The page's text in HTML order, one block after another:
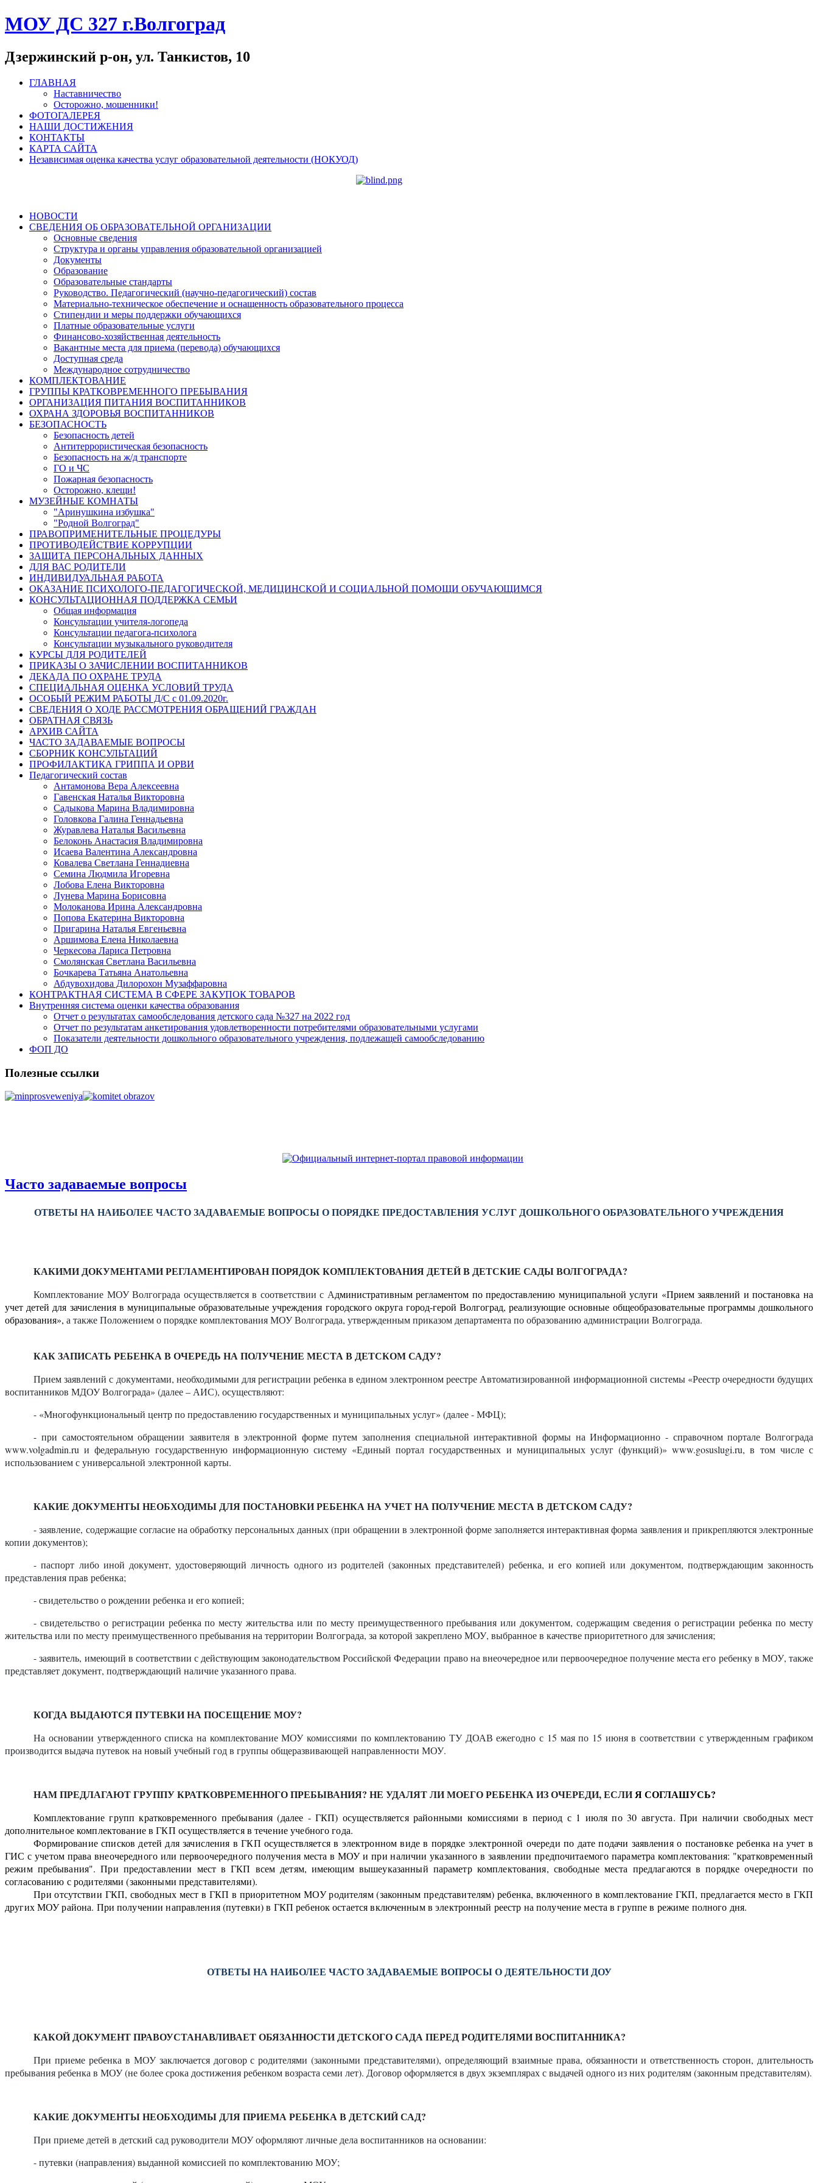
МОУ ДС 327 г.Волгоград
Дзержинский р-он, ул. Танкистов, 10
ГЛАВНАЯ
Наставничество
Осторожно, мошенники!
ФОТОГАЛЕРЕЯ
НАШИ ДОСТИЖЕНИЯ
КОНТАКТЫ
КАРТА САЙТА
Независимая оценка качества услуг образовательной деятельности (НОКУОД)
НОВОСТИ
СВЕДЕНИЯ ОБ ОБРАЗОВАТЕЛЬНОЙ ОРГАНИЗАЦИИ
Основные сведения
Структура и органы управления образовательной организацией
Документы
Образование
Образовательные стандарты
Руководство. Педагогический (научно-педагогический) состав
Материально-техническое обеспечение и оснащенность образовательного процесса
Стипендии и меры поддержки обучающихся
Платные образовательные услуги
Финансово-хозяйственная деятельность
Вакантные места для приема (перевода) обучающихся
Доступная среда
Международное сотрудничество
КОМПЛЕКТОВАНИЕ
ГРУППЫ КРАТКОВРЕМЕННОГО ПРЕБЫВАНИЯ
ОРГАНИЗАЦИЯ ПИТАНИЯ ВОСПИТАННИКОВ
ОХРАНА ЗДОРОВЬЯ ВОСПИТАННИКОВ
БЕЗОПАСНОСТЬ
Безопасность детей
Антитеррористическая безопасность
Безопасность на ж/д транспорте
ГО и ЧС
Пожарная безопасность
Осторожно, клещи!
МУЗЕЙНЫЕ КОМНАТЫ
"Аринушкина избушка"
"Родной Волгоград"
ПРАВОПРИМЕНИТЕЛЬНЫЕ ПРОЦЕДУРЫ
ПРОТИВОДЕЙСТВИЕ КОРРУПЦИИ
ЗАЩИТА ПЕРСОНАЛЬНЫХ ДАННЫХ
ДЛЯ ВАС РОДИТЕЛИ
ИНДИВИДУАЛЬНАЯ РАБОТА
ОКАЗАНИЕ ПСИХОЛОГО-ПЕДАГОГИЧЕСКОЙ, МЕДИЦИНСКОЙ И СОЦИАЛЬНОЙ ПОМОЩИ ОБУЧАЮЩИМСЯ
КОНСУЛЬТАЦИОННАЯ ПОДДЕРЖКА СЕМЬИ
Общая информация
Консультации учителя-логопеда
Консультации педагога-психолога
Консультации музыкального руководителя
КУРСЫ ДЛЯ РОДИТЕЛЕЙ
ПРИКАЗЫ О ЗАЧИСЛЕНИИ ВОСПИТАННИКОВ
ДЕКАДА ПО ОХРАНЕ ТРУДА
СПЕЦИАЛЬНАЯ ОЦЕНКА УСЛОВИЙ ТРУДА
ОСОБЫЙ РЕЖИМ РАБОТЫ Д/С с 01.09.2020г.
СВЕДЕНИЯ О ХОДЕ РАССМОТРЕНИЯ ОБРАЩЕНИЙ ГРАЖДАН
ОБРАТНАЯ СВЯЗЬ
АРХИВ САЙТА
ЧАСТО ЗАДАВАЕМЫЕ ВОПРОСЫ
СБОРНИК КОНСУЛЬТАЦИЙ
ПРОФИЛАКТИКА ГРИППА И ОРВИ
Педагогический состав
Антамонова Вера Алексеевна
Гавенская Наталья Викторовна
Садыкова Марина Владимировна
Головкова Галина Геннадьевна
Журавлева Наталья Васильевна
Белоконь Анастасия Владимировна
Исаева Валентина Александровна
Ковалева Светлана Геннадиевна
Семина Людмила Игоревна
Лобова Елена Викторовна
Лунева Марина Борисовна
Молоканова Ирина Александровна
Попова Екатерина Викторовна
Пригарина Наталья Евгеньевна
Аршимова Елена Николаевна
Черкесова Лариса Петровна
Смолянская Светлана Васильевна
Бочкарева Татьяна Анатольевна
Абдувохидова Дилорохон Музаффаровна
КОНТРАКТНАЯ СИСТЕМА В СФЕРЕ ЗАКУПОК ТОВАРОВ
Внутренняя система оценки качества образования
Отчет о результатах самообследования детского сада №327 на 2022 год
Отчет по результатам анкетирования удовлетворенности потребителями образовательными услугами
Показатели деятельности дошкольного образовательного учреждения, подлежащей самообследованию
ФОП ДО
Полезные ссылки
Часто задаваемые вопросы
ОТВЕТЫ НА НАИБОЛЕЕ ЧАСТО ЗАДАВАЕМЫЕ ВОПРОСЫ О ПОРЯДКЕ ПРЕДОСТАВЛЕНИЯ УСЛУГ ДОШКОЛЬНОГО ОБРАЗОВАТЕЛЬНОГО УЧРЕЖДЕНИЯ
КАКИМИ ДОКУМЕНТАМИ РЕГЛАМЕНТИРОВАН ПОРЯДОК КОМПЛЕКТОВАНИЯ ДЕТЕЙ В ДЕТСКИЕ САДЫ ВОЛГОГРАДА?
Комплектование МОУ Волгограда осуществляется в соответствии с Административным регламентом по предоставлению муниципальной услуги «Прием заявлений и постановка на
учет детей для зачисления в муниципальные образовательные учреждения городского округа город-герой Волгоград, реализующие основные общеобразовательные программы дошкольного
образования», а также Положением о порядкекомплектования МОУ Волгограда, утвержденным приказом департамента по образованию администрации Волгограда.
КАК ЗАПИСАТЬ РЕБЕНКА В ОЧЕРЕДЬ НА ПОЛУЧЕНИЕ МЕСТА В ДЕТСКОМ САДУ?
Прием заявлений с документами, необходимыми для регистрации ребенка в едином электронном реестре Автоматизированной информационной системы «Реестр очередности будущих
воспитанников МДОУ Волгограда» (далее – АИС), осуществляют:
- «Многофункциональный центр по предоставлению государственных и муниципальных услуг» (далее - МФЦ);
- при самостоятельном обращении заявителя в электронной форме путем заполнения специальной интерактивной формы на Информационно - справочном портале Волгограда
www.volgadmin.ru и федеральную государственную информационную систему «Единый портал государственных и муниципальных услуг (функций)» www.gosuslugi.ru, в том числе с
использованием с универсальной электронной карты.
КАКИЕ ДОКУМЕНТЫ НЕОБХОДИМЫ ДЛЯ ПОСТАНОВКИ РЕБЕНКА НА УЧЕТ НА ПОЛУЧЕНИЕ МЕСТА В ДЕТСКОМ САДУ?
- заявление, содержащие согласие на обработку персональных данных (при обращении в электронной форме заполняется интерактивная форма заявления и прикрепляются электронные
копии документов);
- паспорт либо иной документ, удостоверяющий личность одного из родителей (законных представителей) ребенка, и его копией или документом, подтверждающим законность
представления прав ребенка;
- свидетельство о рождении ребенка и его копией;
- свидетельство о регистрации ребенка по месту жительства или по месту преимущественного пребывания или документом, содержащим сведения о регистрации ребенка по месту
жительства или по месту преимущественного пребывания на территории Волгограда, за которой закреплено МОУ, выбранное в качестве приоритетного для зачисления;
- заявитель, имеющий в соответствии с действующим законодательством Российской Федерации право на внеочередное или первоочередное получение места его ребенку в МОУ, также
представляет документ, подтверждающий наличие указанного права.
КОГДА ВЫДАЮТСЯ ПУТЕВКИ НА ПОСЕЩЕНИЕ МОУ?
На основании утвержденного списка на комплектование МОУ комиссиями по комплектованию ТУ ДОАВ ежегодно с 15 мая по 15 июня в соответствии с утвержденным графиком
производится выдача путевок на новый учебный год в группы общеразвивающей направленности МОУ.
НАМ ПРЕДЛАГАЮТ ГРУППУ КРАТКОВРЕМЕННОГО ПРЕБЫВАНИЯ? НЕ УДАЛЯТ ЛИ МОЕГО РЕБЕНКА ИЗ ОЧЕРЕДИ, ЕСЛИЯ СОГЛАШУСЬ?
Комплектование групп кратковременного пребывания (далее - ГКП) осуществляется районными комиссиями в период с 1 июля по 30 августа. При наличии свободных мест
дополнительное комплектование в ГКП осуществляется в течение учебного года.
Формирование списков детей для зачисления в ГКП осуществляется в электронном виде в порядке электронной очереди по дате подачи заявления о постановке ребенка на учет в
ГИС с учетом права внеочередного или первоочередного получения места в МОУ и при наличии указанного в заявлении предпочитаемого параметра комплектования: "кратковременный
режим пребывания". При предоставлении мест в ГКП всем детям, имеющим вышеуказанный параметр комплектования, свободные места предлагаются в порядке очередности по
согласованию с родителями (законными представителями).
При отсутствии ГКП, свободных мест в ГКП в приоритетном МОУ родителям (законным представителям) ребенка, включенного в комплектование ГКП, предлагается место в ГКП
других МОУ района. При получении направления (путевки) в ГКП ребенок остается включенным в электронный реестр на получение места в группе в режиме полного дня.
ОТВЕТЫ НА НАИБОЛЕЕ ЧАСТО ЗАДАВАЕМЫЕ ВОПРОСЫ О ДЕЯТЕЛЬНОСТИ ДОУ
КАКОЙ ДОКУМЕНТ ПРАВОУСТАНАВЛИВАЕТ ОБЯЗАННОСТИ ДЕТСКОГО САДА ПЕРЕД РОДИТЕЛЯМИ ВОСПИТАННИКА?
При приеме ребенка в МОУ заключается договор с родителями (законными представителями), определяющий взаимные права, обязанности и ответственность сторон, длительность
пребывания ребенка в МОУ (не более срока достижения ребенком возраста семи лет). Договор оформляется в двух экземплярах с выдачей одного из них родителям (законным представителям).
КАКИЕ ДОКУМЕНТЫ НЕОБХОДИМЫ ДЛЯ ПРИЕМА РЕБЕНКА В ДЕТСКИЙ САД?
При приеме детей в детский сад руководители МОУ оформляют личные дела воспитанников на основании:
- путевки (направления) выданной комиссией по комплектованию МОУ;